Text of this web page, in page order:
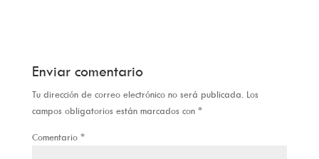
Enviar comentario
Tu dirección de correo electrónico no será publicada. Los
campos obligatorios están marcados con *
Comentario *